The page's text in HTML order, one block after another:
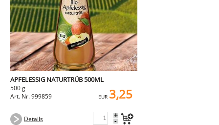
APFELESSIG NATURTRÜB 500ML
500 g
Art. Nr. 999859
EUR 3,25
Details +
-